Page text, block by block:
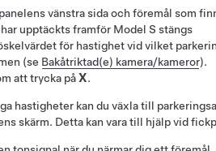
vänstra sidaoch föremål som
upptäckts framför Model S stängs
för hastighet vid vilket
(se Bakåtriktad(e) kamera/kameror).
att trycka påX.
hastigheter kan du växla till
skärm. Detta kan vara till hjälp vid